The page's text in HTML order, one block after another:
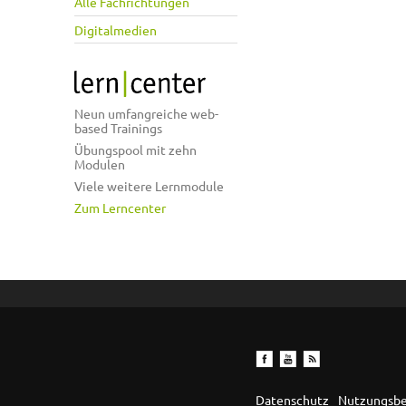
Digitalmedien
Neun umfangreiche web-
based Trainings
Übungspool mit zehn
Modulen
Viele weitere Lernmodule
Zum Lerncenter
Datenschutz